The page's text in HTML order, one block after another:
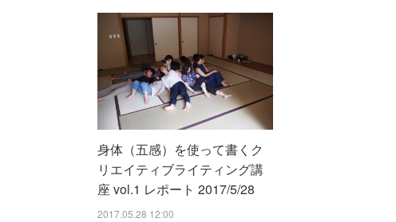
身体（五感）を使って書くク
リエイティブライティング講
座 vol.1 レポート 2017/5/28
2017.05.28 12:00